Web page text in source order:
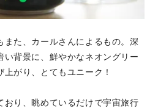
また、カールさんによるもの。深
い背景に、鮮やかなネオングリー
がり、とてもユニーク！
おり、眺めているだけで宇宙旅行